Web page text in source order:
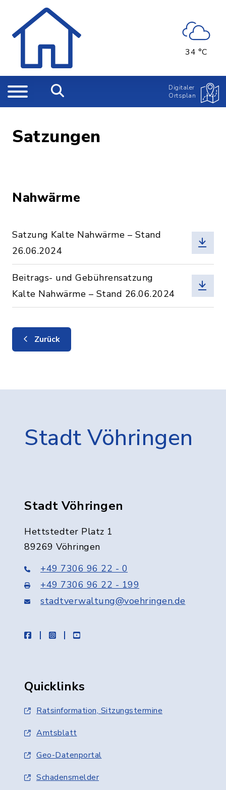
34 °C
Digitaler
Ortsplan
Satzungen
Nahwärme
Satzung Kalte Nahwärme – Stand
26.06.2024
Beitrags- und Gebührensatzung
Kalte Nahwärme – Stand 26.06.2024
Zurück
Stadt Vöhringen
Stadt Vöhringen
Hettstedter Platz 1
89269 Vöhringen
+49 7306 96 22 - 0
+49 7306 96 22 - 199
stadtverwaltung@voehringen.de
facebookinstagramyoutube
Quicklinks
Ratsinformation, Sitzungstermine
Amtsblatt
Geo-Datenportal
Schadensmelder